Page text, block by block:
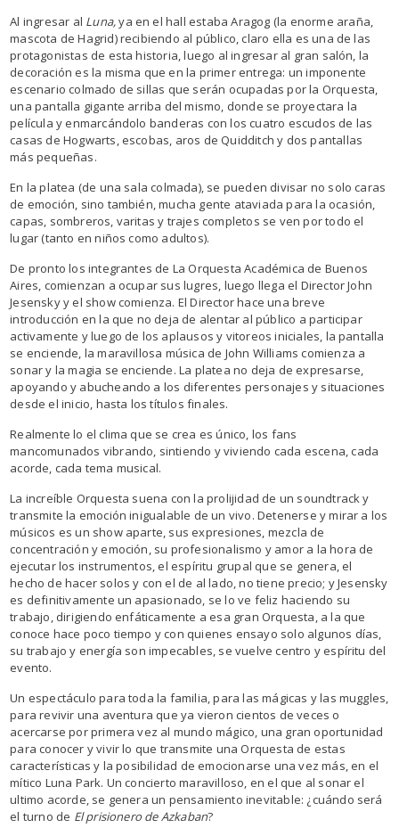
Al ingresar al Luna,ya en el hall estaba Aragog (la enorme araña,
mascota de Hagrid) recibiendo al público, claro ella es una de las
protagonistas de esta historia, luego al ingresar al gran salón, la
decoración es la misma que en la primer entrega: un imponente
escenario colmado de sillas que serán ocupadas por la Orquesta,
una pantalla gigante arriba del mismo, donde se proyectara la
película y enmarcándolo banderas con los cuatro escudos de las
casas de Hogwarts, escobas, aros de Quidditch y dos pantallas
más pequeñas.
En la platea (de una sala colmada), se pueden divisar no solo caras
de emoción, sino también, mucha gente ataviada para la ocasión,
capas, sombreros, varitas y trajes completos se ven por todo el
lugar (tanto en niños como adultos).
De pronto los integrantes de La Orquesta Académica de Buenos
Aires, comienzan a ocupar sus lugres, luego llega el Director John
Jesensky y el show comienza. El Director hace una breve
introducción en la que no deja de alentar al público a participar
activamente y luego de los aplausos y vitoreos iniciales, la pantalla
se enciende, la maravillosa música de John Williams comienza a
sonar y la magia se enciende. La platea no deja de expresarse,
apoyando y abucheando a los diferentes personajes y situaciones
desde el inicio, hasta los títulos finales.
Realmente lo el clima que se crea es único, los fans
mancomunados vibrando, sintiendo y viviendo cada escena, cada
acorde, cada tema musical.
La increíble Orquesta suena con la prolijidad de un soundtrack y
transmite la emoción inigualable de un vivo. Detenerse y mirar a los
músicos es un show aparte, sus expresiones, mezcla de
concentración y emoción, su profesionalismo y amor a la hora de
ejecutar los instrumentos, el espíritu grupal que se genera, el
hecho de hacer solos y con el de al lado, no tiene precio; y Jesensky
es definitivamente un apasionado, se lo ve feliz haciendo su
trabajo, dirigiendo enfáticamente a esa gran Orquesta, a la que
conoce hace poco tiempo y con quienes ensayo solo algunos días,
su trabajo y energía son impecables, se vuelve centro y espíritu del
evento.
Un espectáculo para toda la familia, para las mágicas y las muggles,
para revivir una aventura que ya vieron cientos de veces o
acercarse por primera vez al mundo mágico, una gran oportunidad
para conocer y vivir lo que transmite una Orquesta de estas
características y la posibilidad de emocionarse una vez más, en el
mítico Luna Park. Un concierto maravilloso, en el que al sonar el
ultimo acorde, se genera un pensamiento inevitable: ¿cuándo será
el turno de El prisionero de Azkaban?